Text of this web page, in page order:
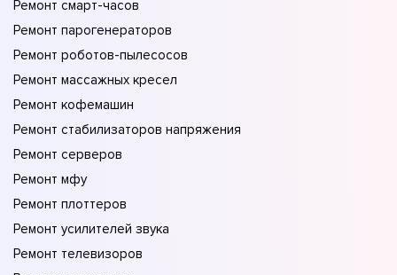
Ремонт смарт-часов
Ремонт парогенераторов
Ремонт роботов-пылесосов
Ремонт массажных кресел
Ремонт кофемашин
Ремонт стабилизаторов напряжения
Ремонт серверов
Ремонт мфу
Ремонт плоттеров
Ремонт усилителей звука
Ремонт телевизоров